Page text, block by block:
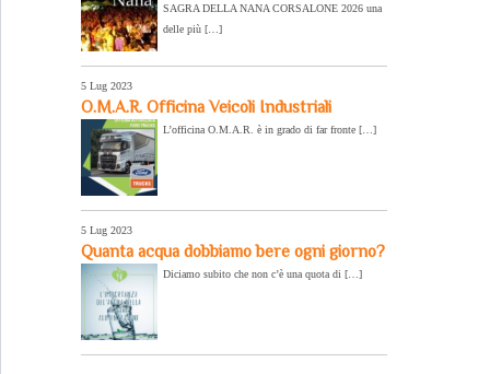
SAGRA DELLA NANA CORSALONE 2026 una
delle più […]
5 Lug 2023
O.M.A.R. Officina Veicoli Industriali
L’officina O.M.A.R. è in grado di far fronte […]
5 Lug 2023
Quanta acqua dobbiamo bere ogni giorno?
Diciamo subito che non c’è una quota di […]